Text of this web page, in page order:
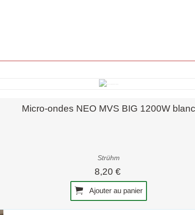
Micro-ondes NEO MVS BIG 1200W blanc
Strühm
8,20 €
Ajouter au panier